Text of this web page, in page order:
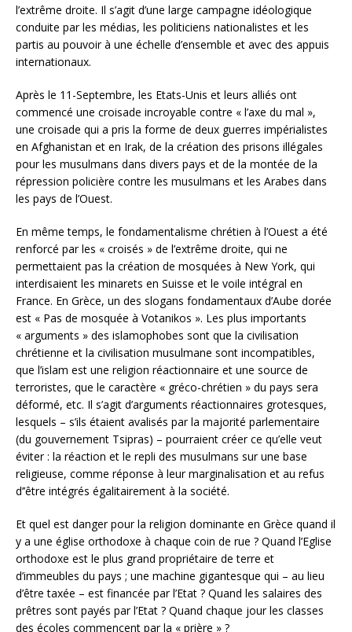
l’extrême droite. Il s’agit d’une large campagne idéologique
conduite par les médias, les politiciens nationalistes et les
partis au pouvoir à une échelle d’ensemble et avec des appuis
internationaux.
Après le 11-Septembre, les Etats-Unis et leurs alliés ont
commencé une croisade incroyable contre « l’axe du mal »,
une croisade qui a pris la forme de deux guerres impérialistes
en Afghanistan et en Irak, de la création des prisons illégales
pour les musulmans dans divers pays et de la montée de la
répression policière contre les musulmans et les Arabes dans
les pays de l’Ouest.
En même temps, le fondamentalisme chrétien à l’Ouest a été
renforcé par les « croisés » de l’extrême droite, qui ne
permettaient pas la création de mosquées à New York, qui
interdisaient les minarets en Suisse et le voile intégral en
France. En Grèce, un des slogans fondamentaux d’Aube dorée
est « Pas de mosquée à Votanikos ». Les plus importants
« arguments » des islamophobes sont que la civilisation
chrétienne et la civilisation musulmane sont incompatibles,
que l’islam est une religion réactionnaire et une source de
terroristes, que le caractère « gréco-chrétien » du pays sera
déformé, etc. Il s’agit d’arguments réactionnaires grotesques,
lesquels – s’ils étaient avalisés par la majorité parlementaire
(du gouvernement Tsipras) – pourraient créer ce qu’elle veut
éviter : la réaction et le repli des musulmans sur une base
religieuse, comme réponse à leur marginalisation et au refus
d’’être intégrés égalitairement à la société.
Et quel est danger pour la religion dominante en Grèce quand il
y a une église orthodoxe à chaque coin de rue ? Quand l’Eglise
orthodoxe est le plus grand propriétaire de terre et
d’immeubles du pays ; une machine gigantesque qui – au lieu
d’être taxée – est financée par l’Etat ? Quand les salaires des
prêtres sont payés par l’Etat ? Quand chaque jour les classes
des écoles commencent par la « prière » ?